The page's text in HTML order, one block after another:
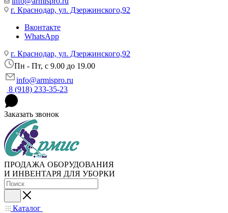
г. Краснодар, ул. Дзержинского,92
Вконтакте
WhatsApp
г. Краснодар, ул. Дзержинского,92
Пн - Пт, c 9.00 до 19.00
info@armispro.ru
8 (918) 233-35-23
Заказать звонок
ПРОДАЖА ОБОРУДОВАНИЯ
И ИНВЕНТАРЯ ДЛЯ УБОРКИ
Каталог